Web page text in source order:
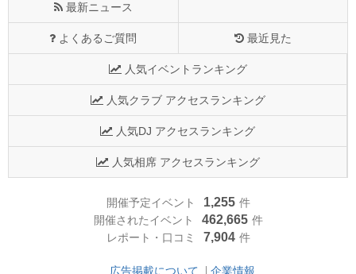
最新ニュース
よくあるご質問 最近見た
人気イベントランキング
人気クラブ アクセスランキング
人気DJ アクセスランキング
人気相席 アクセスランキング
開催予定イベント 1,255 件
開催されたイベント
462,665 件
レポート・口コミ
7,904 件
広告掲載について 企業情報